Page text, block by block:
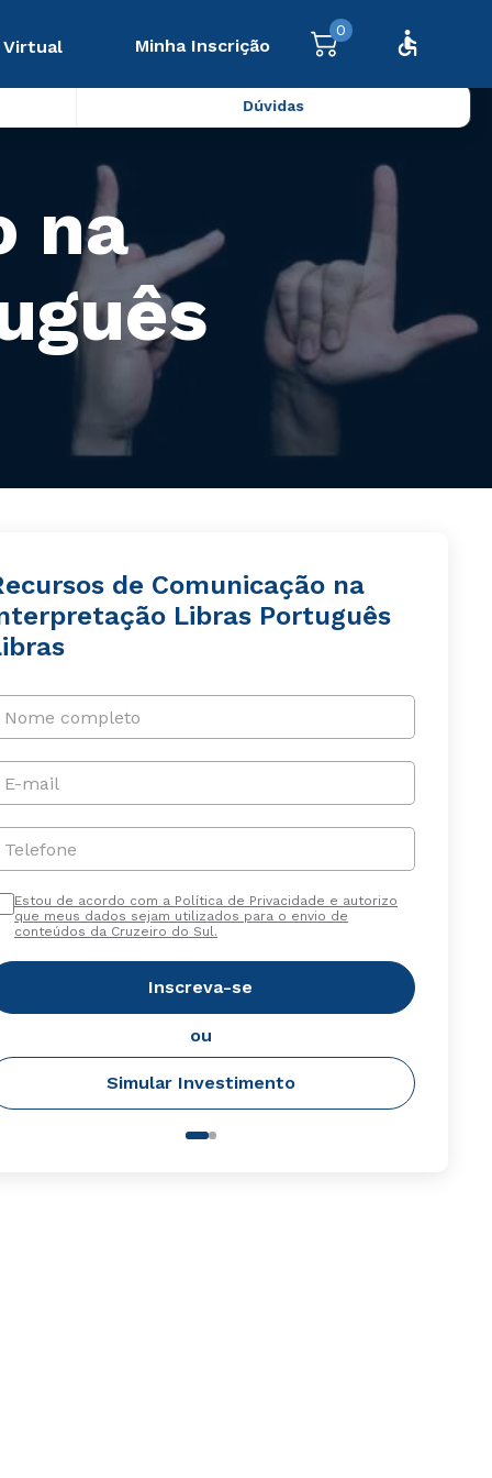
Virtual Minha Inscrição
0
Dúvidas
na
de Comunicação na
Libras Português
Nome completo
E-mail
Telefone
Estou de acordo com a Política de Privacidade e autorizo
que meus dados sejam utilizados para o envio de
conteúdos da Cruzeiro do Sul.
Inscreva-se
ou
Simular Investimento